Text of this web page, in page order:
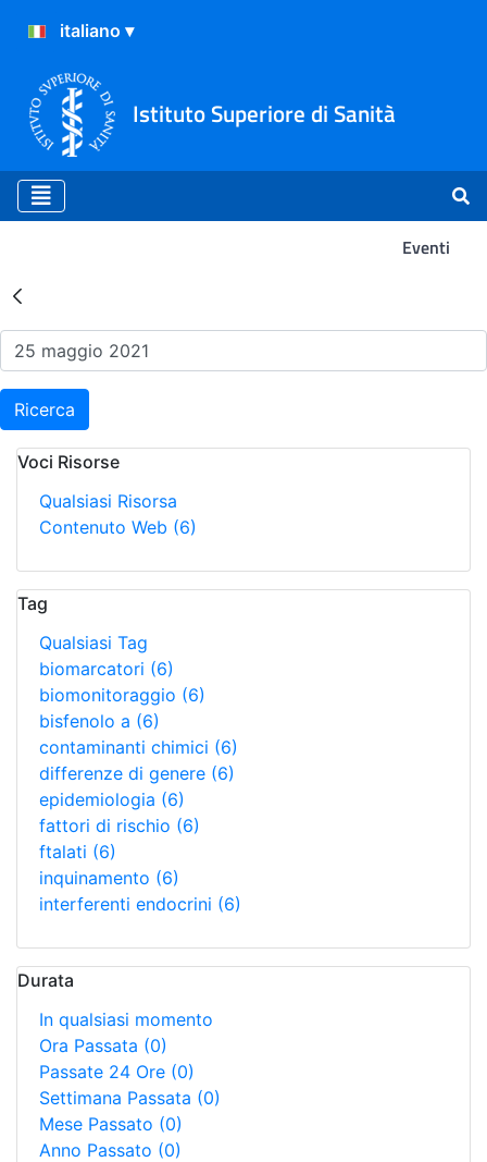
Istituto Superiore di Sanità
Eventi
Risultati della Ricerca -
Ricerca
Voci Risorse
Qualsiasi Risorsa
Contenuto Web (6)
Tag
Qualsiasi Tag
biomarcatori (6)
biomonitoraggio (6)
bisfenolo a (6)
contaminanti chimici (6)
differenze di genere (6)
epidemiologia (6)
fattori di rischio (6)
ftalati (6)
inquinamento (6)
interferenti endocrini (6)
Durata
In qualsiasi momento
Ora Passata (0)
Passate 24 Ore (0)
Settimana Passata (0)
Mese Passato (0)
Anno Passato (0)